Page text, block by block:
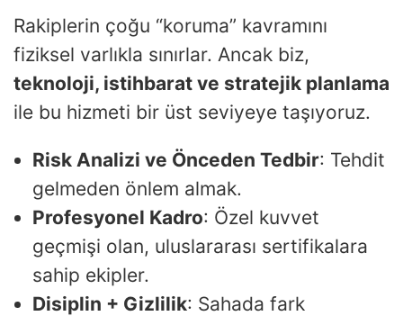
Rakiplerin çoğu “koruma” kavramını
fiziksel varlıkla sınırlar. Ancak biz,
teknoloji, istihbarat ve stratejik planlama
ile bu hizmeti bir üst seviyeye taşıyoruz.
Risk Analizi ve Önceden Tedbir: Tehdit
gelmeden önlem almak.
Profesyonel Kadro: Özel kuvvet
geçmişi olan, uluslararası sertifikalara
sahip ekipler.
Disiplin + Gizlilik: Sahada fark